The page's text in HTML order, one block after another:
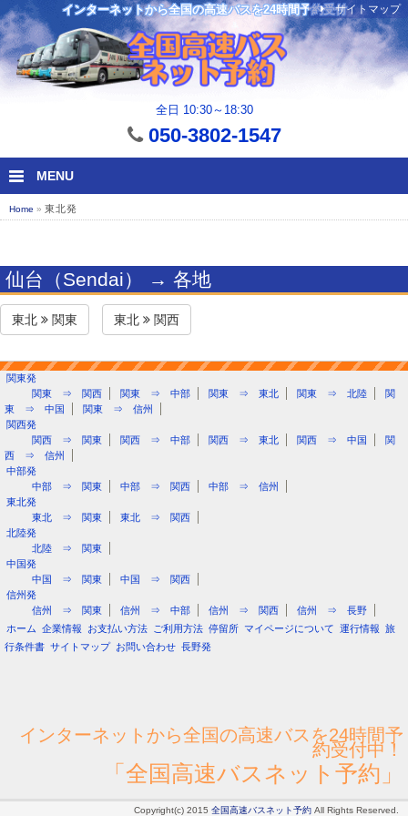
インターネットから全国の高速バスを24時間予約受付
全日 10:30～18:30
050-3802-1547
サイトマップ
MENU
Home » 東北発
仙台（Sendai） → 各地
東北 関東 東北 関西
関東発
関東 ⇒ 関西
関東 ⇒ 中部 関東 ⇒ 東北 関東 ⇒ 北陸
関
東 ⇒ 中国
関東 ⇒ 信州
関西発
関西 ⇒ 関東
関西 ⇒ 中部 関西 ⇒ 東北 関西 ⇒ 中国
関
西 ⇒ 信州
中部発
中部 ⇒ 関東
中部 ⇒ 関西
中部 ⇒ 信州
東北発
東北 ⇒ 関東
東北 ⇒ 関西
北陸発
北陸 ⇒ 関東
中国発
中国 ⇒ 関東
中国 ⇒ 関西
信州発
信州 ⇒ 関東
信州 ⇒ 中部 信州 ⇒ 関西
信州 ⇒ 長野
ホーム 企業情報 お支払い方法 ご利用方法 停留所 マイページについて 運行情報 旅
行条件書 サイトマップ お問い合わせ 長野発
インターネットから全国の高速バスを24時間予
約受付中！
「全国高速バスネット予約」
Copyright(c) 2015 全国高速バスネット予約 All Rights Reserved.